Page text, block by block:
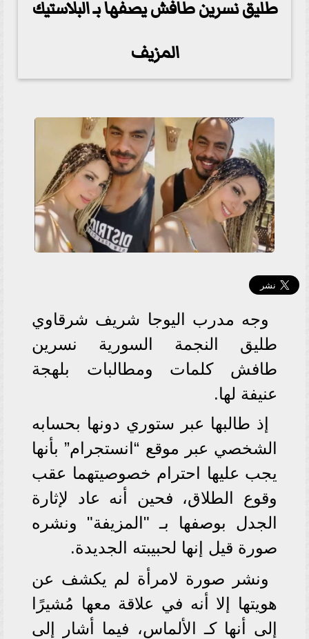
طليق نسرين طافش يصفها بـ البلاستيك
المزيف
وجه مدرب اليوجا شريف شرقاوي
طليق النجمة السورية نسرين
طافش كلمات ومطالبات بلهجة
عنيفة لها.
إذ طالبها عبر ستوري دونها بحسابه
الشخصي عبر موقع “انستجرام” بأنها
يجب عليها احترام خصوصيتهما عقب
وقوع الطلاق، فحين أنه عاد لإثارة
الجدل بوصفها بـ "المزيفة" ونشره
صورة قيل إنها لحبيبته الجديدة.
ونشر صورة لامرأة لم يكشف عن
هويتها إلا أنه في علاقة معها مُشيرًا
إلى أنها كـ الألماس، فيما أشار إلى